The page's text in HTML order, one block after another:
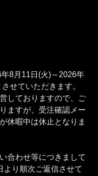
8月11日(火)～2026年
せていただきます。
しておりますので、ご
ますが、受注確認メー
休暇中は休止となりま
合わせ等につきまして
より順次ご返信させて